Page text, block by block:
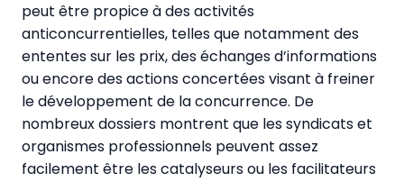
peut être propice à des activités
anticoncurrentielles, telles que notamment des
ententes sur les prix, des échanges d’informations
ou encore des actions concertées visant à freiner
le développement de la concurrence. De
nombreux dossiers montrent que les syndicats et
organismes professionnels peuvent assez
facilement être les catalyseurs ou les facilitateurs